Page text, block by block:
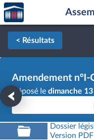
Aller au contenu
Aller en bas de la page
Accèder
à la
page
d'accueil
< Résultats
Amendement n°I-
Déposé le dimanche
Dossier
Version PDF